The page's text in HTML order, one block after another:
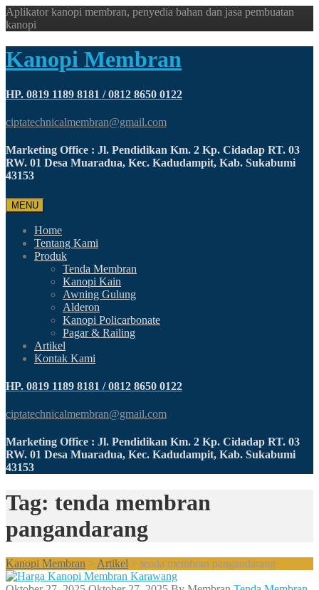
Aplikator kanopi membran, penyedia bahan dan jasa pembuatan
kanopi
Kanopi Membran
HP. 0819 1189 8181 / 0812 8650 0122
ciptatechnicalmembran@gmail.com
Marketing Office : Jl. Pendidikan Km. 2 Kp. Cidadap RT. 03
RW. 01 Desa Muaradua, Kec. Kadudampit, Kab. Sukabumi
43153
MENU
Home
Tentang Kami
Produk
Tenda Membran
Kanopi Kain
Awning Gulung
Alderon
Kanopi Policarbonate
Pagar & Railing
Artikel
Kontak Kami
HP. 0819 1189 8181 / 0812 8650 0122
ciptatechnicalmembran@gmail.com
Marketing Office : Jl. Pendidikan Km. 2 Kp. Cidadap RT. 03
RW. 01 Desa Muaradua, Kec. Kadudampit, Kab. Sukabumi
43153
Tag: tenda membran
pangandarang
Kanopi Membran > Artikel > tenda membran pangandarang